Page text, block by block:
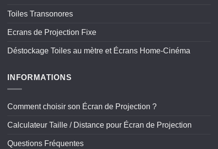
Toiles Transonores
Ecrans de Projection Fixe
Déstockage Toiles au mètre et Écrans Home-Cinéma
INFORMATIONS
Comment choisir son Écran de Projection ?
Calculateur Taille / Distance pour Écran de Projection
Questions Fréquentes